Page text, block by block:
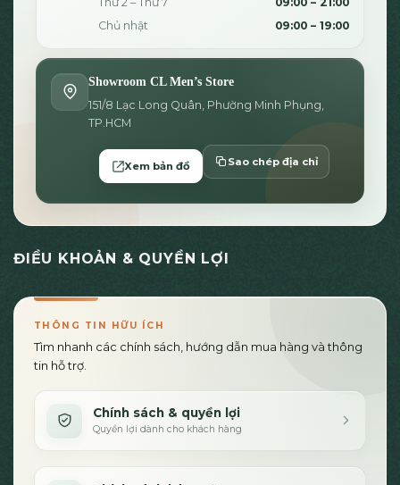
Chủ nhật
09:00 – 19:00
Showroom CL Men’s Store
151/8 Lạc Long Quân, Phường Minh Phụng,
TP.HCM
Xem bản đồ Sao chép địa chỉ
ĐIỀU KHOẢN & QUYỀN LỢI
THÔNG TIN HỮU ÍCH
Tìm nhanh các chính sách, hướng dẫn mua hàng và thông
tin hỗ trợ.
Chính sách & quyền lợi
Quyền lợi dành cho khách hàng